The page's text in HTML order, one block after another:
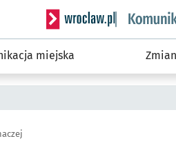
Serwis informacyjny
miejska